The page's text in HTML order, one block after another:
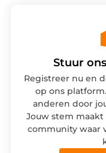
Stuur
Registreer nu en
op ons
anderen door
Jouw stem
community waar